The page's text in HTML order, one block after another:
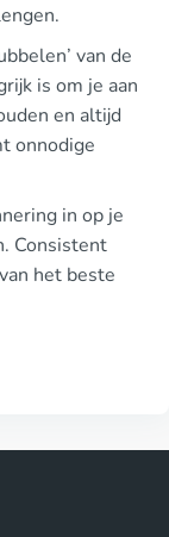
van de
is om je aan
en altijd
onnodige
in op je
Consistent
het beste